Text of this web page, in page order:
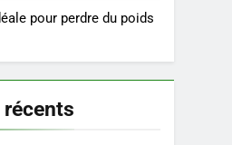
à La Rochelle : où
un
sérieux
tarif juste ?
pour perdre du poids